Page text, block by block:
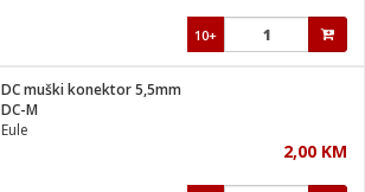
10+
DC muški konektor 5,5mm
DC-M
Eule
2,00 KM